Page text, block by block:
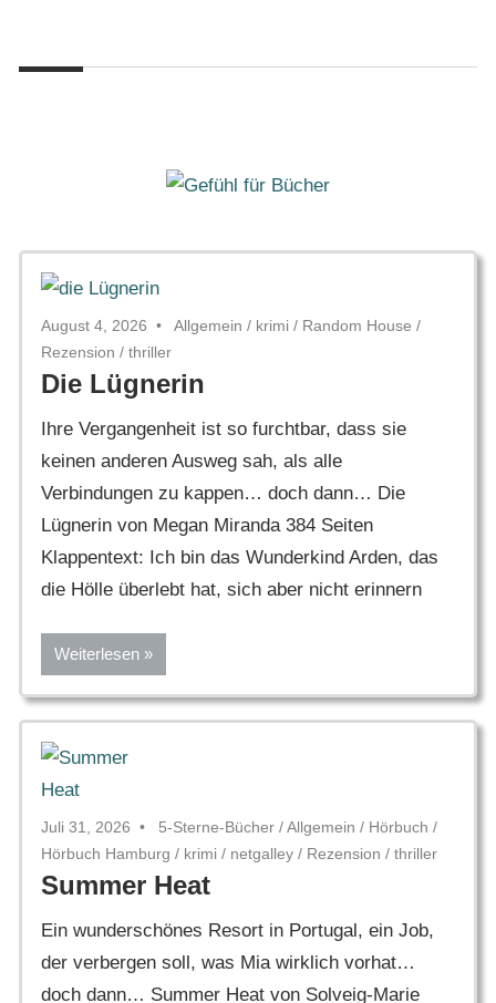
springen
Gefühl
für
August 4, 2026 Allgemein / krimi / Random House /
Rezension / thriller
Die Lügnerin
Ihre Vergangenheit ist so furchtbar, dass sie
keinen anderen Ausweg sah, als alle
Verbindungen zu kappen… doch dann… Die
Lügnerin von Megan Miranda 384 Seiten
Klappentext: Ich bin das Wunderkind Arden, das
die Hölle überlebt hat, sich aber nicht erinnern
Weiterlesen
Juli 31, 2026 5-Sterne-Bücher /Allgemein / Hörbuch /
Hörbuch Hamburg / krimi / netgalley / Rezension / thriller
Summer Heat
Ein wunderschönes Resort in Portugal, ein Job,
der verbergen soll, was Mia wirklich vorhat…
doch dann… Summer Heat von Solveig-Marie